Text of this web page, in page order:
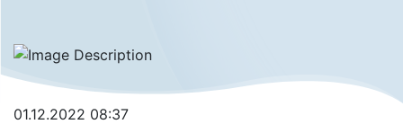
01.12.2022 08:37